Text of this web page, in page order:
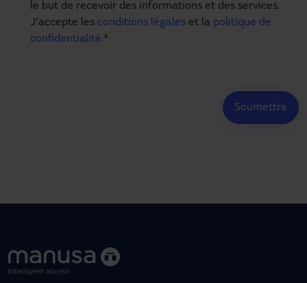
le but de recevoir des informations et des services.
J'accepte les conditions légales et la politique de
confidentialité.*